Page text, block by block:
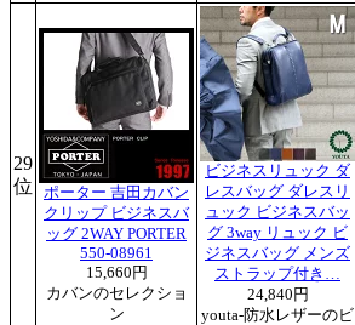
29
位
ポーター 吉田カバン
クリップ ビジネスバ
ッグ 2WAY PORTER
550-08961
15,660円
カバンのセレクショ
ン
ビジネスリュック ダ
レスバッグ ダレスリ
ュック ビジネスバッ
グ 3way リュック ビ
ジネスバッグ メンズ
ストラップ付き…
24,840円
youta-防水レザーのビ